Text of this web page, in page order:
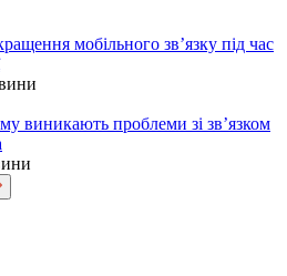
мобільного зв’язку під час
виникають проблеми зі зв’язком